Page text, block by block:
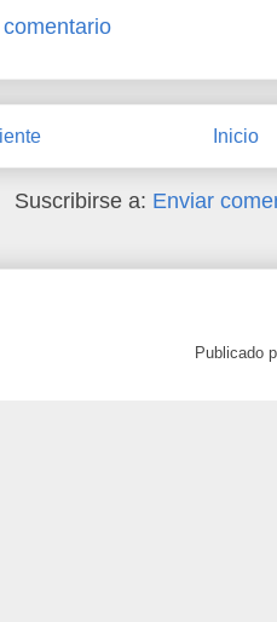
Inicio
Suscribirse a: Enviar
Publicado